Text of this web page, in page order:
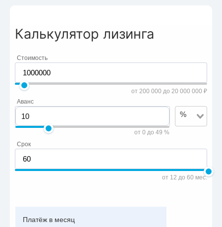
Калькулятор лизинга
Стоимость
от 200 000 до 20 000 000 ₽
Аванс
от 0 до 49 %
%
Срок
от 12 до 60 мес.
Платёж в месяц